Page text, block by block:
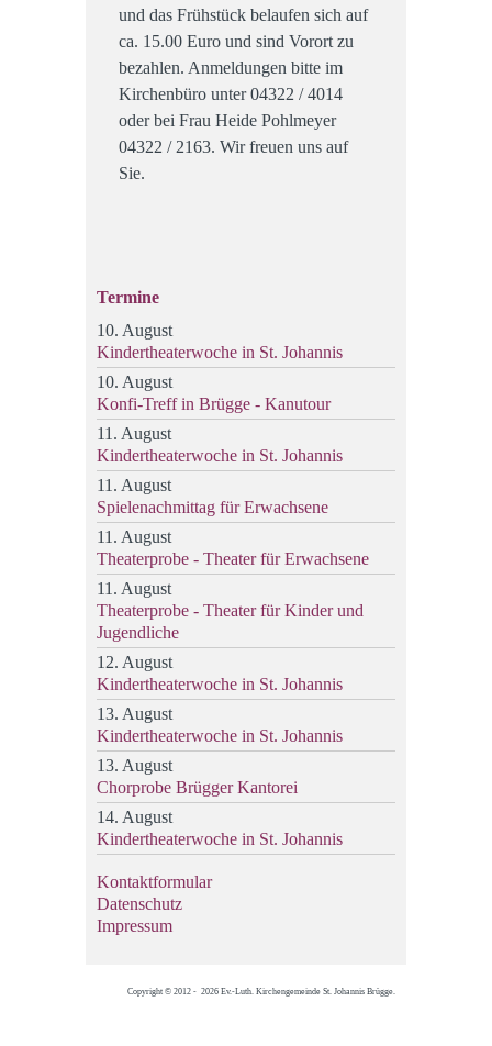
und das Frühstück belaufen sich auf
ca. 15.00 Euro und sind Vorort zu
bezahlen. Anmeldungen bitte im
Kirchenbüro unter 04322 / 4014
oder bei Frau Heide Pohlmeyer
04322 / 2163. Wir freuen uns auf
Sie.
Termine
10. August
Kindertheaterwoche in St. Johannis
10. August
Konfi-Treff in Brügge - Kanutour
11. August
Kindertheaterwoche in St. Johannis
11. August
Spielenachmittag für Erwachsene
11. August
Theaterprobe - Theater für Erwachsene
11. August
Theaterprobe - Theater für Kinder und
Jugendliche
12. August
Kindertheaterwoche in St. Johannis
13. August
Kindertheaterwoche in St. Johannis
13. August
Chorprobe Brügger Kantorei
14. August
Kindertheaterwoche in St. Johannis
Kontaktformular
Datenschutz
Impressum
Copyright © 2012 - 2026 Ev.-Luth. Kirchengemeinde St. Johannis Brügge.